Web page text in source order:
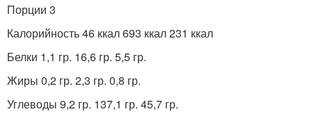
Порции 3
Калорийность 46 ккал 693 ккал 231 ккал
Белки 1,1 гр. 16,6 гр. 5,5 гр.
Жиры 0,2 гр. 2,3 гр. 0,8 гр.
Углеводы 9,2 гр. 137,1 гр. 45,7 гр.